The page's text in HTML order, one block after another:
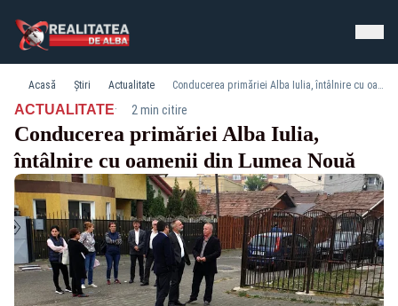
Acasă Știri Actualitate Conducerea primăriei Alba Iulia, întâlnire cu oamenii din Lumea Nouă
ACTUALITATE· 2 min citire
Conducerea primăriei Alba Iulia,
întâlnire cu oamenii din Lumea Nouă